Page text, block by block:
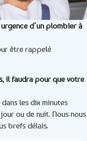
d’un plombier à
être rappelé
il faudra pour que votre
les dix minutes
ou de nuit. Nous nous
brefs délais.